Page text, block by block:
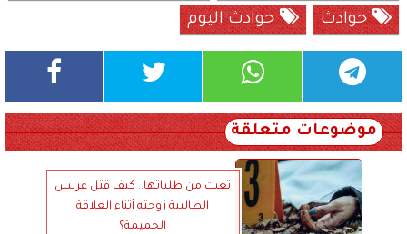
حوادث
حوادث اليوم
موضوعات متعلقة
تعبت من طلباتها.. كيف قتل عريس
الطالبية زوجته أثناء العلاقة
الحميمة؟